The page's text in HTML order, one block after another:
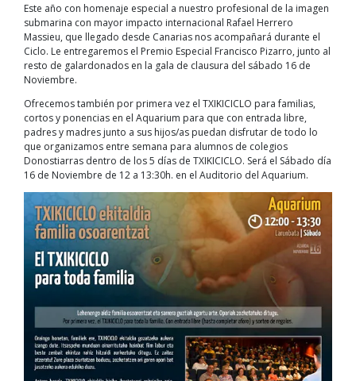
Este año con homenaje especial a nuestro profesional de la imagen
submarina con mayor impacto internacional Rafael Herrero
Massieu, que llegado desde Canarias nos acompañará durante el
Ciclo. Le entregaremos el Premio Especial Francisco Pizarro, junto al
resto de galardonados en la gala de clausura del sábado 16 de
Noviembre.
Ofrecemos también por primera vez el TXIKICICLO para familias,
cortos y ponencias en el Aquarium para que con entrada libre,
padres y madres junto a sus hijos/as puedan disfrutar de todo lo
que organizamos entre semana para alumnos de colegios
Donostiarras dentro de los 5 días de TXIKICICLO. Será el Sábado día
16 de Noviembre de 12 a 13:30h. en el Auditorio del Aquarium.